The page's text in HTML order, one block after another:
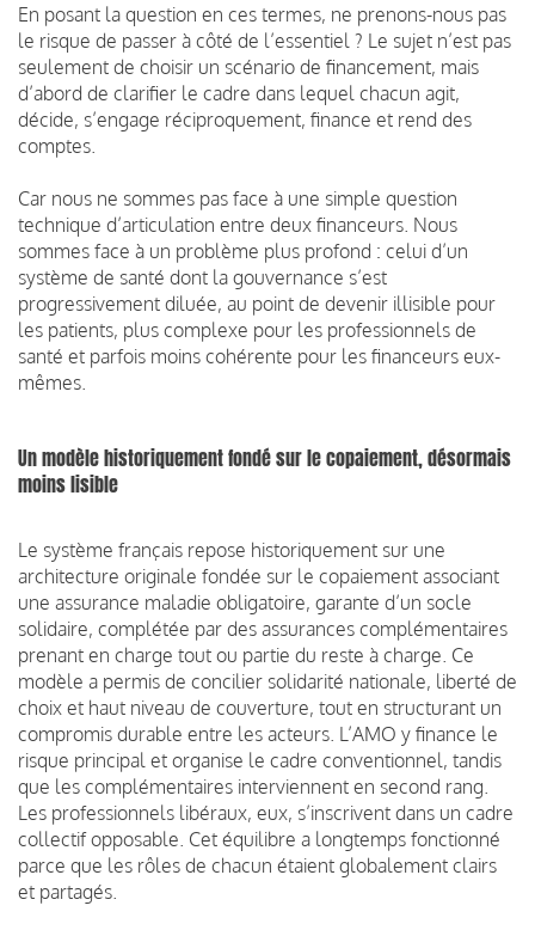
En posant la question en ces termes, ne prenons-nous pas
le risque de passer à côté de l’essentiel ? Le sujet n’est pas
seulement de choisir un scénario de financement, mais
d’abord de clarifier le cadre dans lequel chacun agit,
décide, s’engage réciproquement, finance et rend des
comptes.
Car nous ne sommes pas face à une simple question
technique d’articulation entre deux financeurs. Nous
sommes face à un problème plus profond : celui d’un
système de santé dont la gouvernance s’est
progressivement diluée, au point de devenir illisible pour
les patients, plus complexe pour les professionnels de
santé et parfois moins cohérente pour les financeurs eux-
mêmes.
Un modèle historiquement fondé sur le copaiement, désormais
moins lisible
Le système français repose historiquement sur une
architecture originale fondée sur le copaiement associant
une assurance maladie obligatoire, garante d’un socle
solidaire, complétée par des assurances complémentaires
prenant en charge tout ou partie du reste à charge. Ce
modèle a permis de concilier solidarité nationale, liberté de
choix et haut niveau de couverture, tout en structurant un
compromis durable entre les acteurs. L’AMO y finance le
risque principal et organise le cadre conventionnel, tandis
que les complémentaires interviennent en second rang.
Les professionnels libéraux, eux, s’inscrivent dans un cadre
collectif opposable. Cet équilibre a longtemps fonctionné
parce que les rôles de chacun étaient globalement clairs
et partagés.